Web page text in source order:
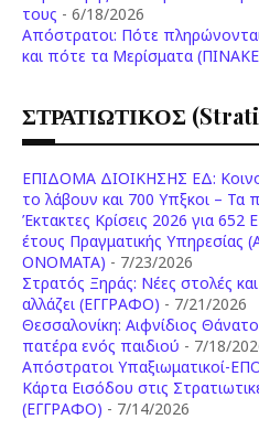
τους - 6/18/2026
Aπόστρατοι: Πότε πληρώνονται
και πότε τα Μερίσματα
ΣΤΡΑΤΙΩΤΙΚΟΣ
ΕΠΙΔΟΜΑ ΔΙΟΙΚΗΣΗΣ ΕΔ:
το λάβουν και 700 Υπξκοι – Τα
Έκτακτες Κρίσεις 2026 για
έτους Πραγματικής
ONOMATA) - 7/23/2026
Στρατός Ξηράς: Νέες στολές και
αλλάζει (ΕΓΓΡΑΦΟ) - 7/21/2026
Θεσσαλονίκη: Αιφνίδιος
πατέρα ενός παιδιού - 7/18/
Απόστρατοι Υπαξιωματικοί-
Κάρτα Εισόδου στις
(ΕΓΓΡΑΦΟ) - 7/14/2026